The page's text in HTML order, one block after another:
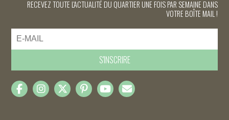
RECEVEZ TOUTE L'ACTUALITÉ DU QUARTIER UNE FOIS PAR SEMAINE DANS
VOTRE BOÎTE MAIL !